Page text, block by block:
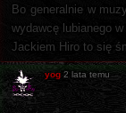
Bo generalnie w
wydawcę lubianego
Jackiem Hiro to się
yog 2 lata temu